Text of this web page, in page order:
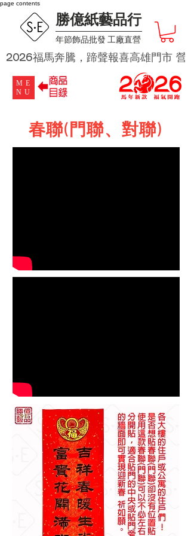
page contents
勝億紙藝品行
​年節飾品批發 工廠直營
2026福馬奔騰，蹄聲報喜高雄門市
ME
NU
​春聯(門聯、對聯)